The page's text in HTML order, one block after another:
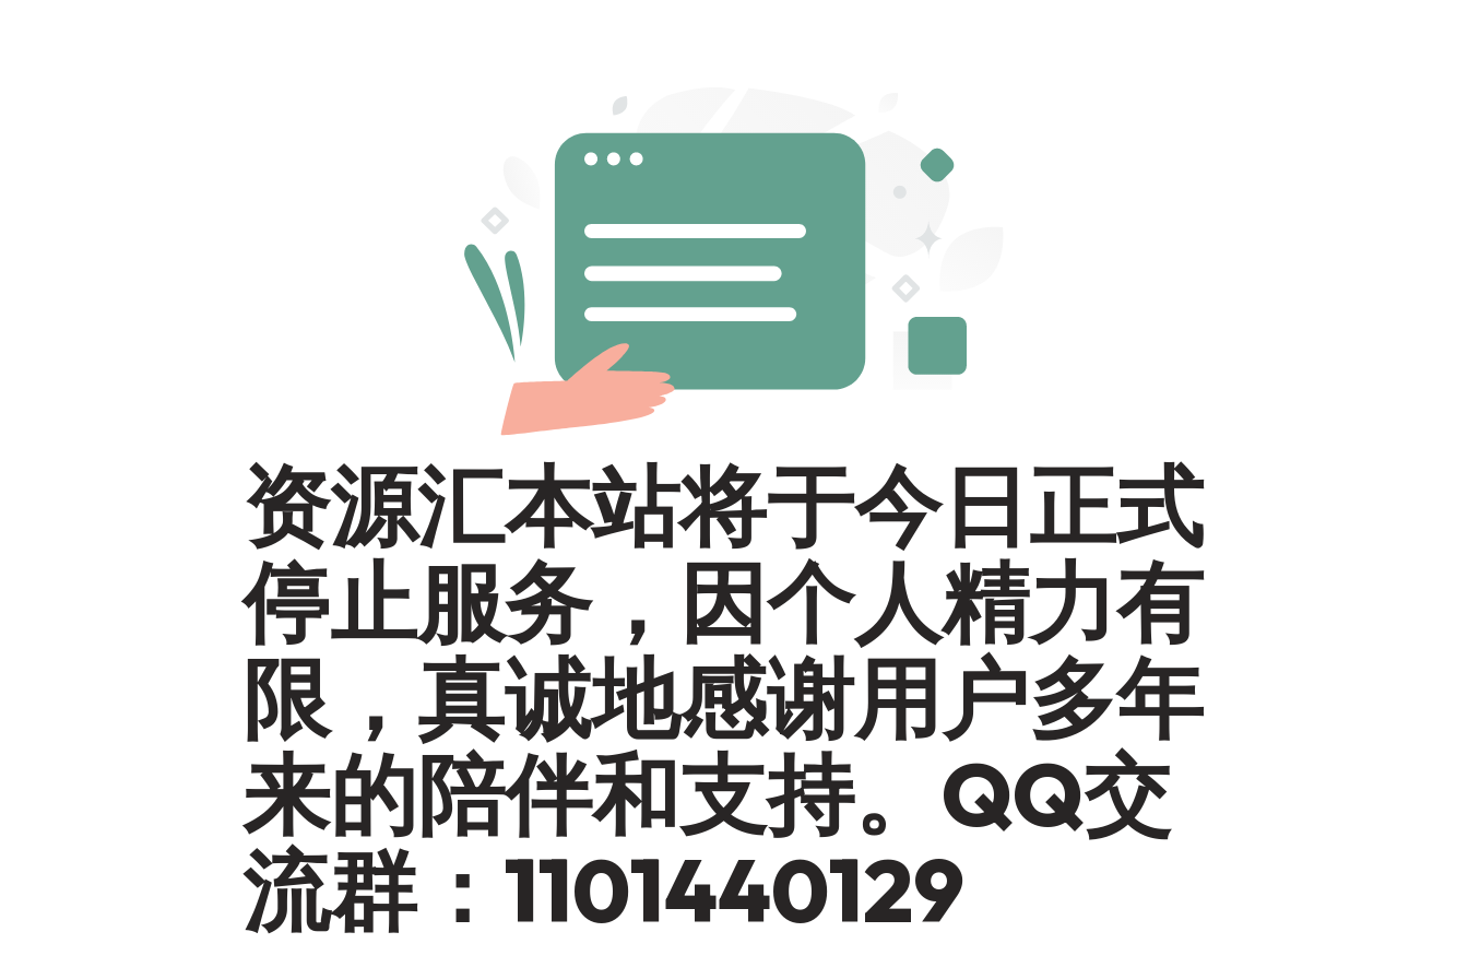
资源汇本站将于今日正式
停止服务，因个人精力有
限，真诚地感谢用户多年
来的陪伴和支持。QQ交
流群：1101440129